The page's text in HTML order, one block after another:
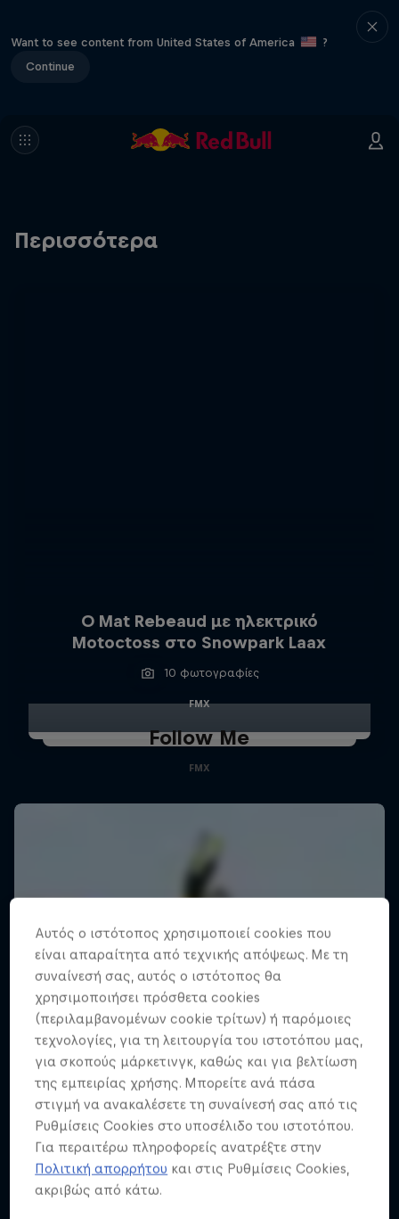
Want to see content from United States of America
?
Continue
Περισσότερα
Ο Mat Rebeaud με ηλεκτρικό
Motoctoss στο Snowpark Laax
10 φωτογραφίες
FMX
Follow Me
FMX
Αυτός ο ιστότοπος χρησιμοποιεί cookies που
είναι απαραίτητα από τεχνικής απόψεως. Με τη
συναίνεσή σας, αυτός ο ιστότοπος θα
χρησιμοποιήσει πρόσθετα cookies
(περιλαμβανομένων cookie τρίτων) ή παρόμοιες
τεχνολογίες, για τη λειτουργία του ιστοτόπου μας,
για σκοπούς μάρκετινγκ, καθώς και για βελτίωση
της εμπειρίας χρήσης. Μπορείτε ανά πάσα
στιγμή να ανακαλέσετε τη συναίνεσή σας από τις
Ρυθμίσεις Cookies στο υποσέλιδο του ιστοτόπου.
Για περαιτέρω πληροφορείς ανατρέξτε στην
Πολιτική απορρήτου και στις Ρυθμίσεις Cookies,
ακριβώς από κάτω.